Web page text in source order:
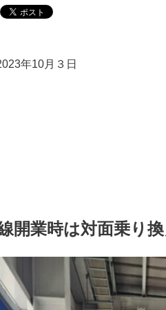
年10月３日
開業時は対面乗り